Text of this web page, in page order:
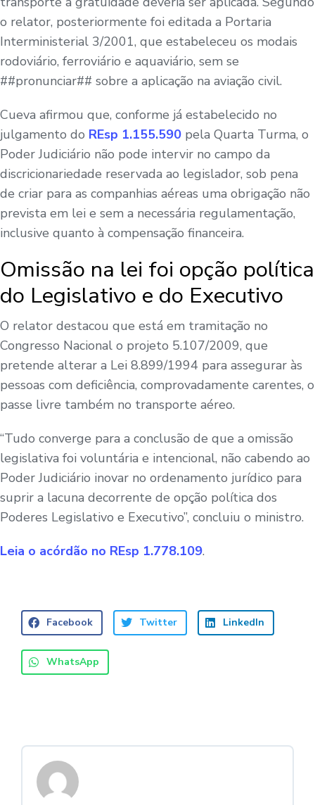
o relator, posteriormente foi editada a Portaria
Interministerial 3/2001, que estabeleceu os modais
rodoviário, ferroviário e aquaviário, sem se
##pronunciar## sobre a aplicação na aviação civil.
Cueva afirmou que, conforme já estabelecido no
julgamento do REsp 1.155.590 pela Quarta Turma, o
Poder Judiciário não pode intervir no campo da
discricionariedade reservada ao legislador, sob pena
de criar para as companhias aéreas uma obrigação não
prevista em lei e sem a necessária regulamentação,
inclusive quanto à compensação financeira.
Omissão na lei foi opção política
do Legislativo e do Executivo
O relator destacou que está em tramitação no
Congresso Nacional o projeto 5.107/2009, que
pretende alterar a Lei 8.899/1994 para assegurar às
pessoas com deficiência, comprovadamente carentes, o
passe livre também no transporte aéreo.
“Tudo converge para a conclusão de que a omissão
legislativa foi voluntária e intencional, não cabendo ao
Poder Judiciário inovar no ordenamento jurídico para
suprir a lacuna decorrente de opção política dos
Poderes Legislativo e Executivo”, concluiu o ministro.
Leia o acórdão no REsp 1.778.109.
Facebook Twitter LinkedIn
WhatsApp